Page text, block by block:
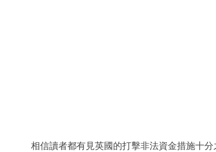
相信讀者都有見英國的打擊非法資金措施十